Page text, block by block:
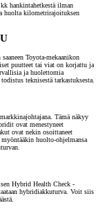
hankintahetkestä ilman
huolta kilometrirajoituksen
Toyota-mekaanikon
puutteet tai viat on korjattu ja
ja huolettomia
teknisestä tarkastuksesta.
Tämä näkyy
ovat menestyneet
ovat nekin osoittaneet
huolto-ohjelmansa
Hybrid Health Check -
hybridiakkuturva. Voit siis